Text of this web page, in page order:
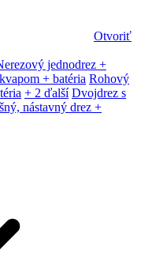
Otvoriť
jednodrez +
+ batéria Rohový
+ 2 ďalší Dvojdrez s
nástavný drez +